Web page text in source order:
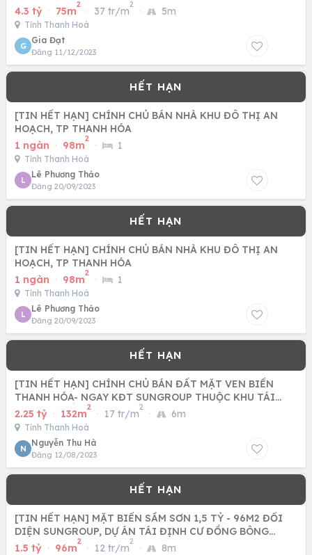
4.3 tỷ · 75m
2
· 37 tr/m
2
· 5m
Tỉnh Thanh Hoá
G
Gia Đạt
Đăng 11/12/2023
[TIN HẾT HẠN] CHÍNH CHỦ BÁN NHÀ KHU ĐÔ THỊ AN
HOẠCH, TP THANH HÓA
1 ngàn · 98m
2
· 1
Tỉnh Thanh Hoá
L
Lê Phương Thảo
Đăng 20/09/2023
[TIN HẾT HẠN] CHÍNH CHỦ BÁN NHÀ KHU ĐÔ THỊ AN
HOẠCH, TP THANH HÓA
1 ngàn · 98m
2
· 1
Tỉnh Thanh Hoá
L
Lê Phương Thảo
Đăng 20/09/2023
[TIN HẾT HẠN] CHÍNH CHỦ BÁN ĐẤT MẶT VEN BIỂN
THANH HÓA- NGAY KĐT SUNGROUP THUỘC KHU TÁI
ĐỊNH CƯ ĐỒNG BÔNG ĐỒNG
2.25 tỷ · 132m
2
· 17 tr/m
2
· 6m
Tỉnh Thanh Hoá
N
Nguyễn Thu Hà
Đăng 12/08/2023
[TIN HẾT HẠN] MẶT BIỂN SẦM SƠN 1,5 TỶ - 96M2 ĐỐI
DIỆN SUNGROUP, DỰ ÁN TÁI ĐỊNH CƯ ĐỒNG BÔNG
THANH HÓA
1.5 tỷ · 96m
2
· 12 tr/m
2
· 8m